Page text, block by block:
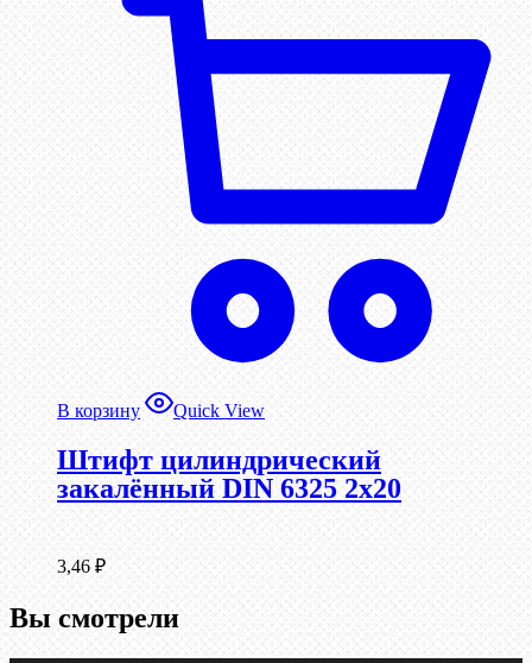
В корзину Quick View
Штифт цилиндрический
закалённый DIN 6325 2х20
3,46 ₽
Вы смотрели